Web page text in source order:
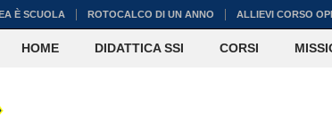
È SCUOLA ROTOCALCO DI UN ANNO ALLIEVI CORSO
HOME DIDATTICA SSI CORSI